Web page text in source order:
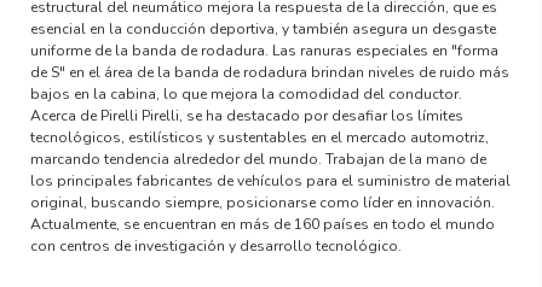
estructural del neumático mejora la respuesta de la dirección, que es
esencial en la conducción deportiva, y también asegura un desgaste
uniforme de la banda de rodadura. Las ranuras especiales en "forma
de S" en el área de la banda de rodadura brindan niveles de ruido más
bajos en la cabina, lo que mejora la comodidad del conductor.
Acerca de Pirelli Pirelli, se ha destacado por desafiar los límites
tecnológicos, estilísticos y sustentables en el mercado automotriz,
marcando tendencia alrededor del mundo. Trabajan de la mano de
los principales fabricantes de vehículos para el suministro de material
original, buscando siempre, posicionarse como líder en innovación.
Actualmente, se encuentran en más de 160 países en todo el mundo
con centros de investigación y desarrollo tecnológico.